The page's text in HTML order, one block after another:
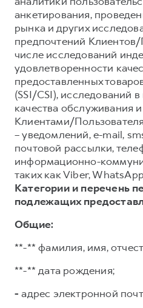
анкетирования,
рынка и других
предпочтений Клиентов/
числе исследований
удовлетворенности
предоставленных
(SSI/CSI), исследований
качества обслуживания
Клиентами/
– уведомлений, e-mail,
почтовой рассылки,
информационно-
таких как Viber,
Категории и перечень
подлежащих
Общие:
**-** фамилия, имя,
**-** дата рождения;
- адрес электронной